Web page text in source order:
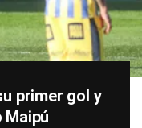
primer gol y